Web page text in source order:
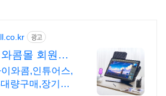
광고
콤몰 회원가
공!
와콤,인튜어스,
량구매,장기할